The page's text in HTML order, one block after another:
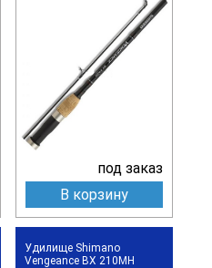
под заказ
В корзину
Удилище Shimano
Vengeance BX 210MH